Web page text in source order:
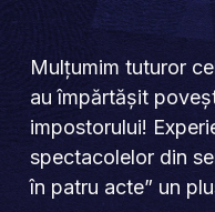
Mulțumim tuturor
au împărtășit
impostorului!
spectacolelor din
în patru acte” un